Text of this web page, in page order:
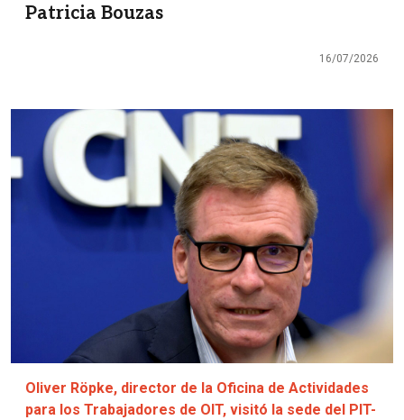
Patricia Bouzas
16/07/2026
Imagen
Oliver Röpke, director de la Oficina de Actividades
para los Trabajadores de OIT, visitó la sede del PIT-